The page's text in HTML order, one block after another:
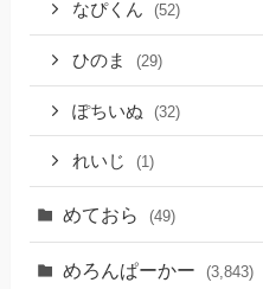
なぴくん (52)
ひのま (29)
ぽちいぬ (32)
れいじ (1)
めておら (49)
めろんぱーかー (3,843)